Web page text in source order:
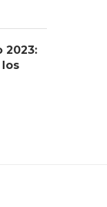
2023:
los